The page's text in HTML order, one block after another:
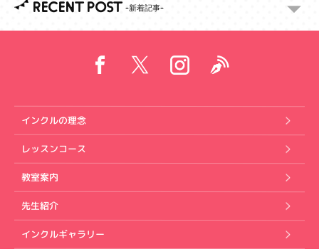
RECENT POST
インクルの理念
レッスンコース
教室案内
先生紹介
インクルギャラリー